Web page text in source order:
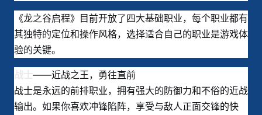
《龙之谷启程》目前开放了四大基础职业，每个职业都有
其独特的定位和操作风格，选择适合自己的职业是游戏体
验的关键。
——近战之王，勇往直前
战士是永远的前排职业，拥有强大的防御力和不俗的近战
输出。如果你喜欢冲锋陷阵，享受与敌人正面交锋的快